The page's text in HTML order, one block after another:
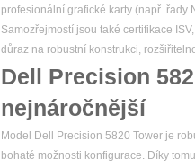
profesionální grafické karty (např. řady
Samozřejmostí jsou také certifikace
důraz na robustní konstrukci,
Dell Precision
nejnáročnější
Model Dell Precision 5820 Tower je
bohaté možnosti konfigurace. Díky